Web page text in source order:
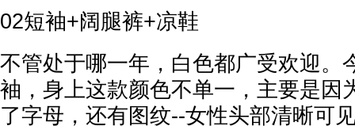
02短袖+阔腿裤+凉鞋
不管处于哪一年，白色都广受欢迎。
袖，身上这款颜色不单一，主要是因
了字母，还有图纹--女性头部清晰可